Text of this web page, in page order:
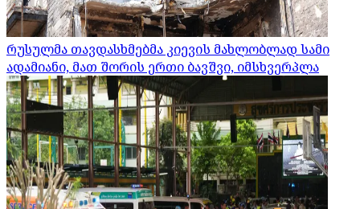
რუსულმა თავდასხმებმა კიევის მახლობლად სამი
ადამიანი, მათ შორის ერთი ბავშვი, იმსხვერპლა